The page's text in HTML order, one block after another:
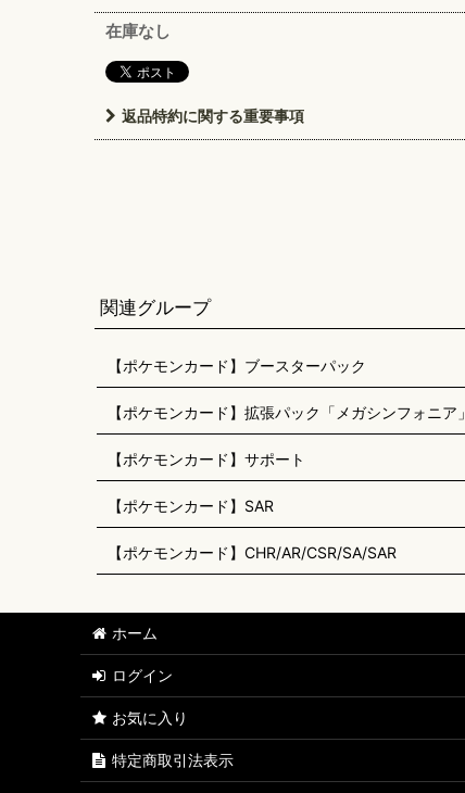
在庫なし
返品特約に関する重要事項
関連グループ
【ポケモンカード】ブースターパック
【ポケモンカード】拡張パック「メガシンフォニア」
【ポケモンカード】サポート
【ポケモンカード】SAR
【ポケモンカード】CHR/AR/CSR/SA/SAR
ホーム
ログイン
お気に入り
特定商取引法表示